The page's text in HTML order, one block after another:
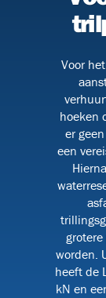
Voor
hoeken
er
een
worden.
heeft de
kN en